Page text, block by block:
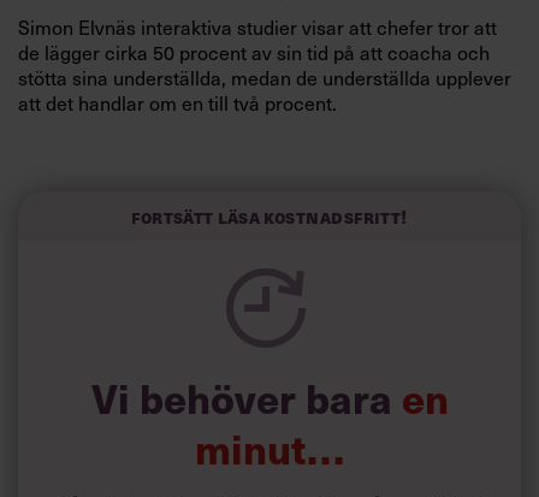
Simon Elvnäs interaktiva studiervisar att chefer tror att
de lägger cirka 50 procent av sin tid på att coacha och
stötta sina underställda, medan de underställda upplever
att det handlar om en till två procent.
det ett problem. Och det har jag försökt hitta en lösning
till att det var tid som saknades.
”Tid är det viktigaste vi har och personalkostnader är den
tiden på ett bra sätt får vi ingen bra utveckling.”
Fortsätt läsa kostnadsfritt!
Vi behöver bara en
minut…